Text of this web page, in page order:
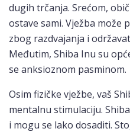
dugih trčanja. Srećom,
ostave sami. Vježba može
zbog razdvajanja i
Međutim, Shiba Inu su
se anksioznom pasminom.
Osim fizičke vježbe, vaš
mentalnu stimulaciju.
i mogu se lako dosaditi.